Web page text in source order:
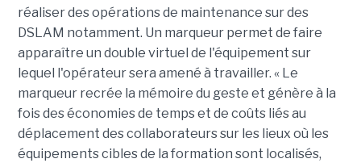
réaliser des opérations de maintenance sur des
DSLAM notamment. Un marqueur permet de faire
apparaître un double virtuel de l'équipement sur
lequel l'opérateur sera amené à travailler. « Le
marqueur recrée la mémoire du geste et génère à la
fois des économies de temps et de coûts liés au
déplacement des collaborateurs sur les lieux où les
équipements cibles de la formation sont localisés,